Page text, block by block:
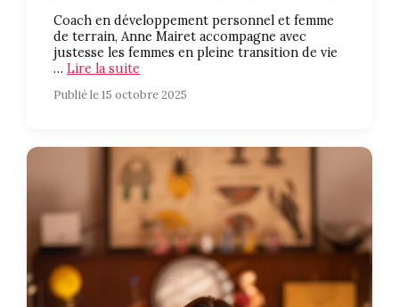
Coach en développement personnel et femme
de terrain, Anne Mairet accompagne avec
justesse les femmes en pleine transition de vie
… Lire la suite
Publié le 15 octobre 2025